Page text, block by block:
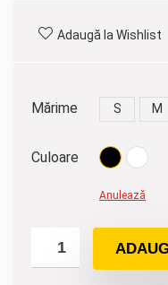
Adaugă la Wishlist
Mărime S M
Culoare
Anulează